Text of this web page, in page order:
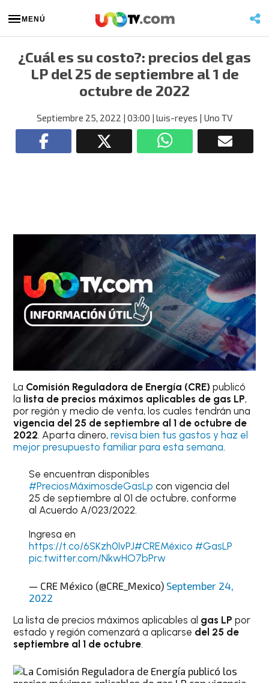
MENÚ
¿Cuál es su costo?: precios del gas
LP del 25 de septiembre al 1 de
octubre de 2022
Septiembre 25, 2022 | 03:00 | luis-reyes | Uno TV
La Comisión Reguladora de Energía (CRE)publicó
la lista de precios máximos aplicables de gas LP,
por región y medio de venta, los cuales tendrán una
vigencia del 25 de septiembre al 1 de octubre de
2022. Aparta dinero,revisa bien tus gastos y haz el
mejor presupuesto familiar para esta semana.
Se encuentran disponibles
#PreciosMáximosdeGasLp con vigencia del
25 de septiembre al 01 de octubre, conforme
al Acuerdo A/023/2022.
Ingresa en
https://t.co/6SKzh0IvPJ#CREMéxico #GasLP
pic.twitter.com/NkwHO7bPrw
— CRE México (@CRE_Mexico) September 24,
2022
La lista de precios máximos aplicables al gas LP por
estado y región comenzará a aplicarse del 25 de
septiembre al 1 de octubre.